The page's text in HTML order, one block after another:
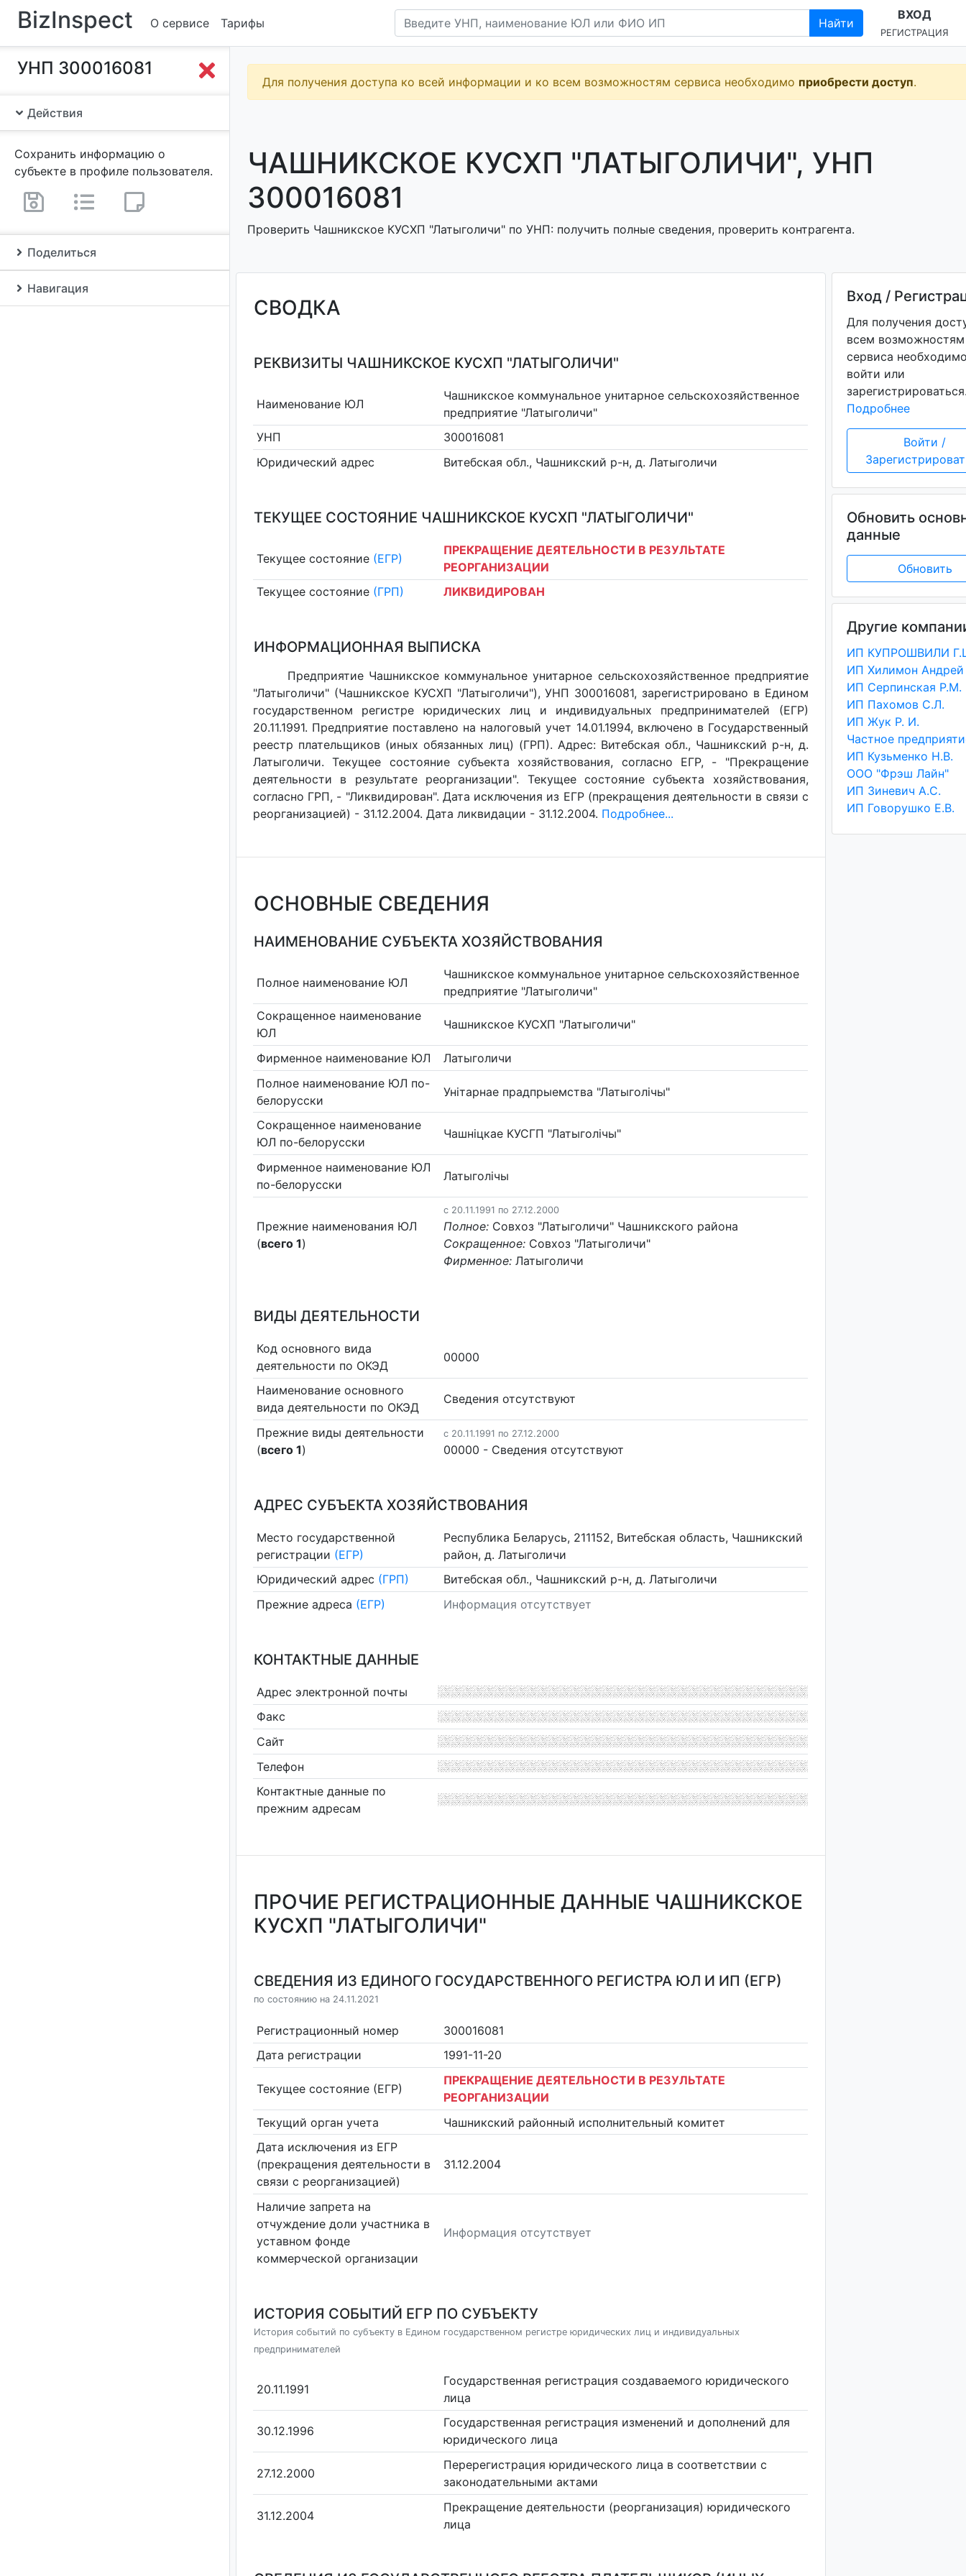
BizInspect О сервисе Тарифы Найти
ВХОД
РЕГИСТРАЦИЯ
УНП 300016081
Действия
Сохранить информацию о
субъекте в профиле пользователя.
Поделиться
Навигация
Для получения доступа ко всей информации и ко всем возможностям сервиса необходимо приобрести доступ.
ЧАШНИКСКОЕ КУСХП "ЛАТЫГОЛИЧИ", УНП
300016081
Проверить Чашникское КУСХП "Латыголичи" по УНП: получить полные сведения, проверить контрагента.
СВОДКА
РЕКВИЗИТЫ ЧАШНИКСКОЕ КУСХП "ЛАТЫГОЛИЧИ"
Наименование ЮЛ
Чашникское коммунальное унитарное сельскохозяйственное
предприятие "Латыголичи"
УНП
300016081
Юридический адрес
Витебская обл., Чашникский р-н, д. Латыголичи
ТЕКУЩЕЕ СОСТОЯНИЕ ЧАШНИКСКОЕ КУСХП "ЛАТЫГОЛИЧИ"
Текущее состояние (ЕГР)
ПРЕКРАЩЕНИЕ ДЕЯТЕЛЬНОСТИ В РЕЗУЛЬТАТЕ
РЕОРГАНИЗАЦИИ
Текущее состояние (ГРП) ЛИКВИДИРОВАН
ИНФОРМАЦИОННАЯ ВЫПИСКА
Предприятие Чашникское коммунальное унитарное сельскохозяйственное предприятие
"Латыголичи" (Чашникское КУСХП "Латыголичи"), УНП 300016081, зарегистрировано в Едином
государственном регистре юридических лиц и индивидуальных предпринимателей (ЕГР)
20.11.1991. Предприятие поставлено на налоговый учет 14.01.1994, включено в Государственный
реестр плательщиков (иных обязанных лиц) (ГРП). Адрес: Витебская обл., Чашникский р-н, д.
Латыголичи. Текущее состояние субъекта хозяйствования, согласно ЕГР, - "Прекращение
деятельности в результате реорганизации". Текущее состояние субъекта хозяйствования,
согласно ГРП, - "Ликвидирован". Дата исключения из ЕГР (прекращения деятельности в связи с
реорганизацией) - 31.12.2004. Дата ликвидации - 31.12.2004. Подробнее...
ОСНОВНЫЕ СВЕДЕНИЯ
НАИМЕНОВАНИЕ СУБЪЕКТА ХОЗЯЙСТВОВАНИЯ
Полное наименование ЮЛ
Чашникское коммунальное унитарное сельскохозяйственное
предприятие "Латыголичи"
Сокращенное наименование
ЮЛ
Чашникское КУСХП "Латыголичи"
Фирменное наименование ЮЛ
Латыголичи
Полное наименование ЮЛ по-
белорусски
Унiтарнае прадпрыемства "Латыголічы"
Сокращенное наименование
ЮЛ по-белорусски
Чашніцкае КУСГП "Латыголічы"
Фирменное наименование ЮЛ
по-белорусски
Латыголічы
Прежние наименования ЮЛ
(всего 1)
c 20.11.1991 по 27.12.2000
Полное: Совхоз "Латыголичи" Чашникского района
Сокращенное: Совхоз "Латыголичи"
Фирменное: Латыголичи
ВИДЫ ДЕЯТЕЛЬНОСТИ
Код основного вида
деятельности по ОКЭД
00000
Наименование основного
вида деятельности по ОКЭД
Cведения отсутствуют
Прежние виды деятельности
(всего 1)
c 20.11.1991 по 27.12.2000
00000 - Cведения отсутствуют
АДРЕС СУБЪЕКТА ХОЗЯЙСТВОВАНИЯ
Место государственной
регистрации (ЕГР)
Республика Беларусь, 211152, Витебская область, Чашникский
район, д. Латыголичи
Юридический адрес (ГРП)
Витебская обл., Чашникский р-н, д. Латыголичи
Прежние адреса (ЕГР) Информация отсутствует
КОНТАКТНЫЕ ДАННЫЕ
Адрес электронной почты
Факс
Сайт
Телефон
Контактные данные по
прежним адресам
ПРОЧИЕ РЕГИСТРАЦИОННЫЕ ДАННЫЕ ЧАШНИКСКОЕ
КУСХП "ЛАТЫГОЛИЧИ"
СВЕДЕНИЯ ИЗ ЕДИНОГО ГОСУДАРСТВЕННОГО РЕГИСТРА ЮЛ И ИП (ЕГР)
по состоянию на 24.11.2021
Регистрационный номер
300016081
Дата регистрации
1991-11-20
Текущее состояние (ЕГР)
ПРЕКРАЩЕНИЕ ДЕЯТЕЛЬНОСТИ В РЕЗУЛЬТАТЕ
РЕОРГАНИЗАЦИИ
Текущий орган учета
Чашникский районный исполнительный комитет
Дата исключения из ЕГР
(прекращения деятельности в
связи с реорганизацией)
31.12.2004
Наличие запрета на
отчуждение доли участника в
уставном фонде
коммерческой организации
Информация отсутствует
ИСТОРИЯ СОБЫТИЙ ЕГР ПО СУБЪЕКТУ
История событий по субъекту в Едином государственном регистре юридических лиц и индивидуальных
предпринимателей
20.11.1991
Государственная регистрация создаваемого юридического
лица
30.12.1996
Государственная регистрация изменений и дополнений для
юридического лица
27.12.2000
Перерегистрация юридического лица в соответствии с
законодательными актами
31.12.2004
Прекращение деятельности (реорганизация) юридического
лица
Вход /
Для получения
всем возможностям
сервиса
войти или
Подробнее
Войти /
Обновить
данные
Обновить
Другие
ИП КУПРОШВИЛИ
ИП Серпинская Р.М.
ИП Пахомов С.Л.
ИП Жук Р. И.
ИП Кузьменко Н.В.
ООО "Фрэш Лайн"
ИП Зиневич А.С.
ИП Говорушко Е.В.